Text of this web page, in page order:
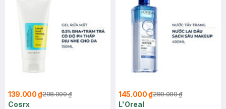
139.000 ₫298.000 ₫
Cosrx
145.000 ₫289.000 ₫
L'Oreal